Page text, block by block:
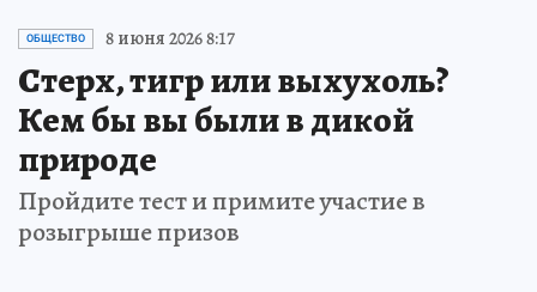
ОБЩЕСТВО 8 июня 2026 8:17
Стерх, тигр или выхухоль?
Кем бы вы были в дикой
природе
Пройдите тест и примите участие в
розыгрыше призов